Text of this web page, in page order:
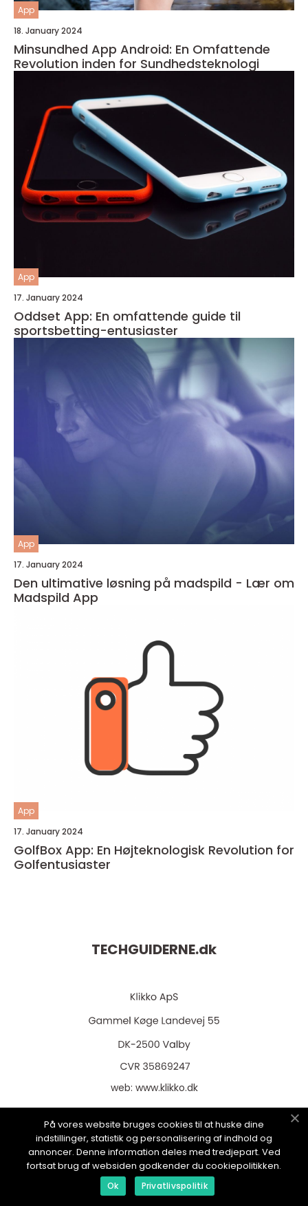
App
18. January 2024
Minsundhed App Android: En Omfattende
Revolution inden for Sundhedsteknologi
App
17. January 2024
Oddset App: En omfattende guide til
sportsbetting-entusiaster
App
17. January 2024
Den ultimative løsning på madspild - Lær om
Madspild App
App
17. January 2024
GolfBox App: En Højteknologisk Revolution for
Golfentusiaster
TECHGUIDERNE.dk
web: www.klikko.dk
Menu
På vores website bruges cookies til at huske dine
indstillinger, statistik og personalisering af indhold og
annoncer. Denne information deles med tredjepart. Ved
fortsat brug af websiden godkender du cookiepolitikken.
Ok Privatlivspolitik